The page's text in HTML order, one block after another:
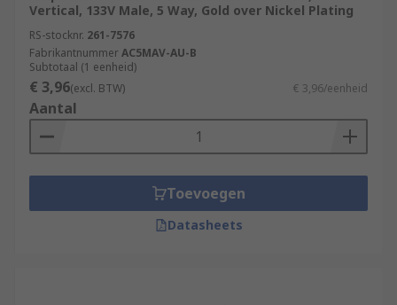
Vertical, 133V Male, 5 Way, Gold over Nickel Plating
RS-stocknr. 261-7576
FabrikantnummerAC5MAV-AU-B
Subtotaal (1 eenheid)
€ 3,96(excl. BTW) € 3,96/eenheid
Aantal
Toevoegen
Datasheets